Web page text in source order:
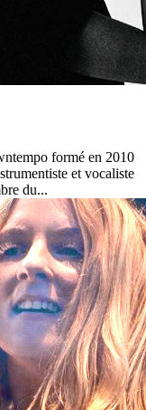
formé en 2010
et vocaliste
du...